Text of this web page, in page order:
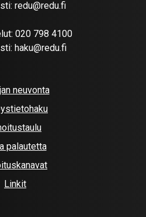
redu@redu.fi
020 798 4100
haku@redu.fi
neuvonta
palautetta
Linkit